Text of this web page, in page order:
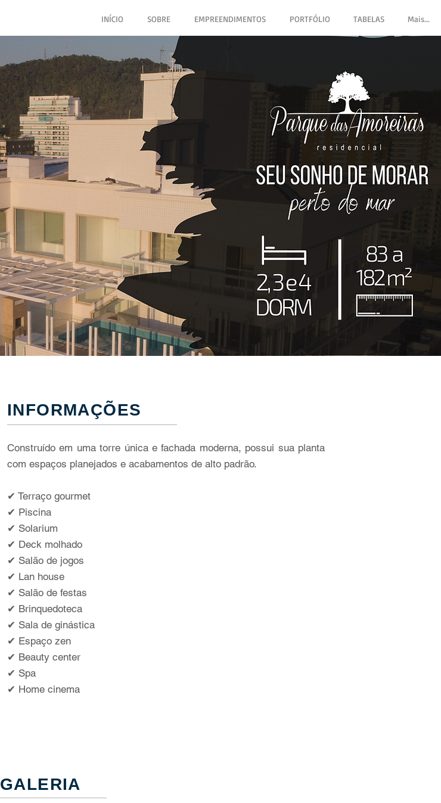
INÍCIO SOBRE EMPREENDIMENTOS PORTFÓLIO TABELAS Mais...
INFORMAÇÕES
Construído em uma torre única e fachada moderna, possui sua planta
com espaços planejados e acabamentos de alto padrão.
✔ Terraço gourmet
✔ Piscina
✔ Solarium
✔ Deck molhado
✔ Salão de jogos
✔ Lan house
✔ Salão de festas
✔ Brinquedoteca
✔ Sala de ginástica
✔ Espaço zen
✔ Beauty center
✔ Spa
✔ Home cinema
GALERIA